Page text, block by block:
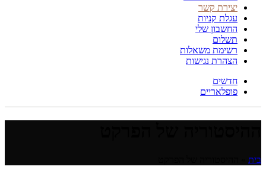
יצירת קשר
עגלת קניות
החשבון שלי
תשלום
רשימת משאלות
הצהרת נגישות
חדשים
פופלאריים
בית